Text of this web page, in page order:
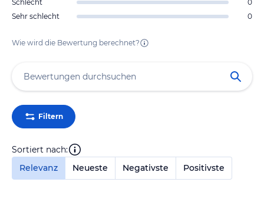
Schlecht
0
Sehr schlecht
0
Wie wird die Bewertung berechnet?
Filtern
Sortiert nach:
Relevanz
Neueste Negativste Positivste